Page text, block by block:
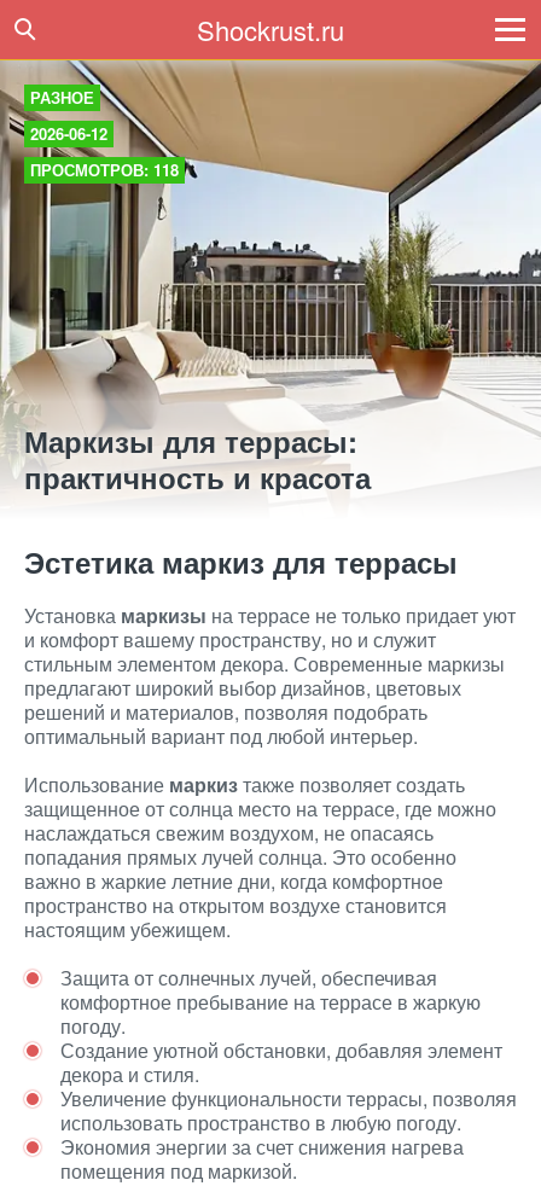
Shockrust.ru
РАЗНОЕ
2026-06-12
ПРОСМОТРОВ: 118
Маркизы для террасы:
практичность и красота
Эстетика маркиз для террасы
Установка маркизы на террасе не только придает уют
и комфорт вашему пространству, но и служит
стильным элементом декора. Современные маркизы
предлагают широкий выбор дизайнов, цветовых
решений и материалов, позволяя подобрать
оптимальный вариант под любой интерьер.
Использование маркизтакже позволяет создать
защищенное от солнца место на террасе, где можно
наслаждаться свежим воздухом, не опасаясь
попадания прямых лучей солнца. Это особенно
важно в жаркие летние дни, когда комфортное
пространство на открытом воздухе становится
настоящим убежищем.
Защита от солнечных лучей, обеспечивая
комфортное пребывание на террасе в жаркую
погоду.
Создание уютной обстановки, добавляя элемент
декора и стиля.
Увеличение функциональности террасы, позволяя
использовать пространство в любую погоду.
Экономия энергии за счет снижения нагрева
помещения под маркизой.